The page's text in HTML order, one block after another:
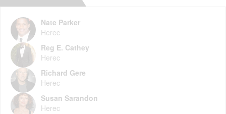
Nate Parker
Herec
Reg E. Cathey
Herec
Richard Gere
Herec
Susan Sarandon
Herec